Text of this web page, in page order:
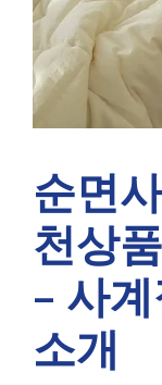
순면
천상
– 사
소개